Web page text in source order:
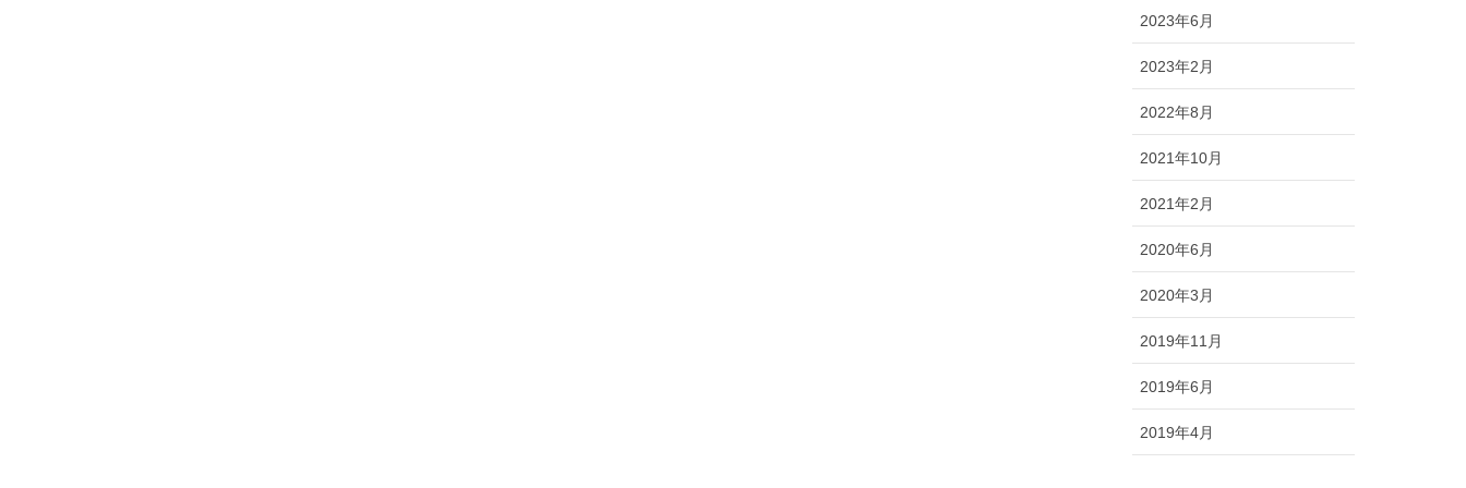
2023年6月
2023年2月
2022年8月
2021年10月
2021年2月
2020年6月
2020年3月
2019年11月
2019年6月
2019年4月